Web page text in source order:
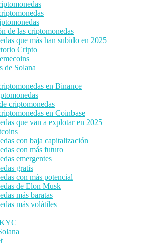
de las criptomonedas
que más han subido en 2025
Cripto
de Solana
en Binance
criptomonedas
en Coinbase
que van a explotar en 2025
con baja capitalización
con más futuro
emergentes
gratis
con más potencial
de Elon Musk
más baratas
más volátiles